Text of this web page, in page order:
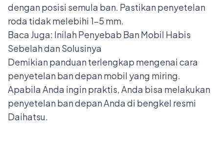
dengan posisi semula ban. Pastikan penyetelan
roda tidak melebihi 1-5 mm.
Baca Juga: Inilah Penyebab Ban Mobil Habis
Sebelah dan Solusinya
Demikian panduan terlengkap mengenai cara
penyetelan ban depan mobil yang miring.
Apabila Anda ingin praktis, Anda bisa melakukan
penyetelan ban depan Anda di bengkel resmi
Daihatsu.